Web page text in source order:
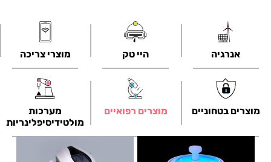
אנרגיה היי טק מוצרי צריכה
מוצרים בטחוניים מוצרים רפואיים
מערכות
מולטידיסיפלינריות